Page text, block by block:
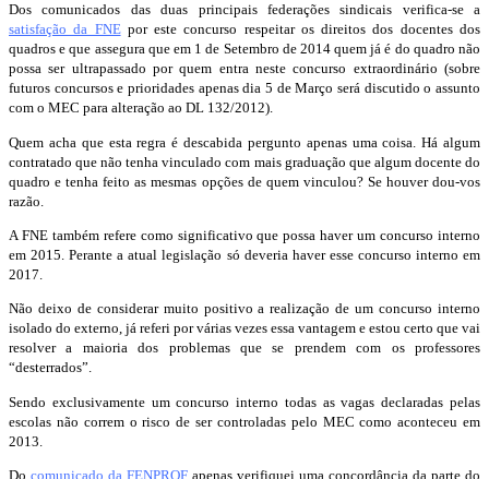
Dos comunicados das duas principais federações sindicais verifica-se a
satisfação da FNEpor este concurso respeitar os direitos dos docentes dos
quadros e que assegura que em 1 de Setembro de 2014 quem já é do quadro não
possa ser ultrapassado por quem entra neste concurso extraordinário (sobre
futuros concursos e prioridades apenas dia 5 de Março será discutido o assunto
com o MEC para alteração ao DL 132/2012).
Quem acha que esta regra é descabida pergunto apenas uma coisa. Há algum
contratado que não tenha vinculado com mais graduação que algum docente do
quadro e tenha feito as mesmas opções de quem vinculou? Se houver dou-vos
razão.
A FNE também refere como significativo que possa haver um concurso interno
em 2015. Perante a atual legislação só deveria haver esse concurso interno em
2017.
Não deixo de considerar muito positivo a realização de um concurso interno
isolado do externo, já referi por várias vezes essa vantagem e estou certo que vai
resolver a maioria dos problemas que se prendem com os professores
“desterrados”.
Sendo exclusivamente um concurso interno todas as vagas declaradas pelas
escolas não correm o risco de ser controladas pelo MEC como aconteceu em
2013.
Do comunicado da FENPROF apenas verifiquei uma concordância da parte do